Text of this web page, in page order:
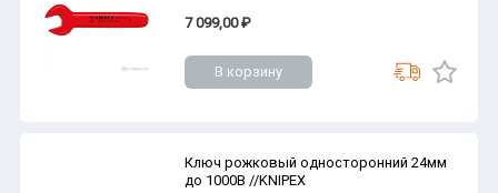
7 099,00 ₽
В корзину
Ключ рожковый односторонний 24мм
до 1000В //KNIPEX